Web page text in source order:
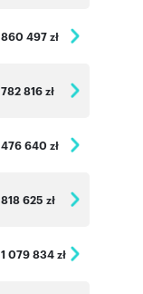
860 497 zł
782 816 zł
476 640 zł
818 625 zł
1 079 834 zł